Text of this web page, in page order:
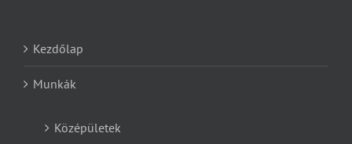
Kezdőlap
Munkák
Középületek